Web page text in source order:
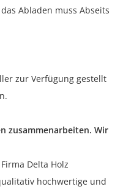
Abladen muss Abseits
zur Verfügung gestellt
zusammenarbeiten. Wir
Delta Holz
hochwertige und